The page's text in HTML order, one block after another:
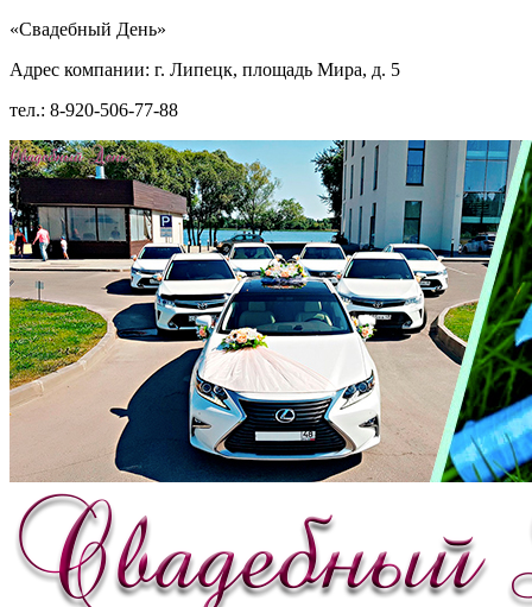
«Свадебный День»
Адрес компании: г. Липецк, площадь Мира, д. 5
тел.: 8-920-506-77-88